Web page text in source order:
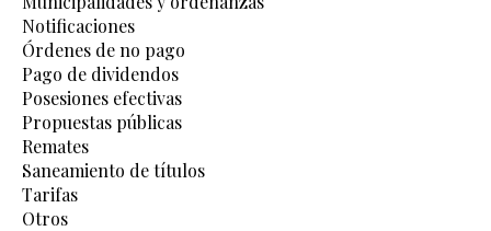
Notificaciones
Órdenes de no pago
Pago de dividendos
Posesiones efectivas
Propuestas públicas
Remates
Saneamiento de títulos
Tarifas
Otros